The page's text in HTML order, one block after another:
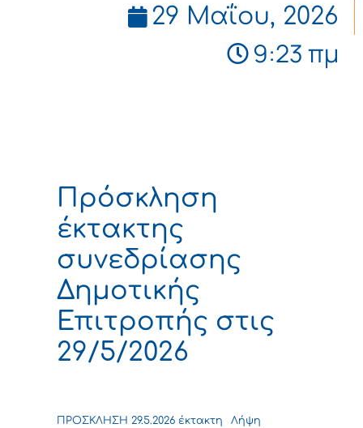
29 Μαΐου, 2026
9:23 πμ
Πρόσκληση
έκτακτης
συνεδρίασης
Δημοτικής
Επιτροπής στις
29/5/2026
ΠΡΟΣΚΛΗΣΗ 29.5.2026 έκτακτη Λήψη